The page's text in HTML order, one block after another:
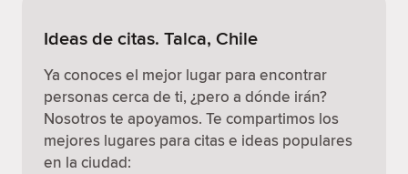
Ideas de citas. Talca, Chile
Ya conoces el mejor lugar para encontrar
personas cerca de ti, ¿pero a dónde irán?
Nosotros te apoyamos. Te compartimos los
mejores lugares para citas e ideas populares
en la ciudad: